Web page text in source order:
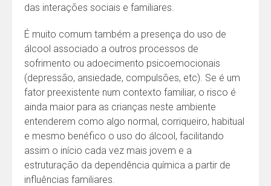
das interações sociais e familiares.
É muito comum também a presença do uso de
álcool associado a outros processos de
sofrimento ou adoecimento psicoemocionais
(depressão, ansiedade, compulsões, etc). Se é um
fator preexistente num contexto familiar, o risco é
ainda maior para as crianças neste ambiente
entenderem como algo normal, corriqueiro, habitual
e mesmo benéfico o uso do álcool, facilitando
assim o início cada vez mais jovem e a
estruturação da dependência química a partir de
influências familiares.